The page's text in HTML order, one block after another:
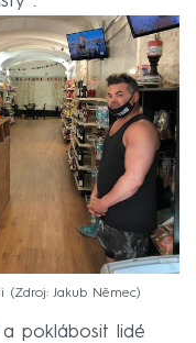
Zdroj: Jakub Němec
poklábosit lidé